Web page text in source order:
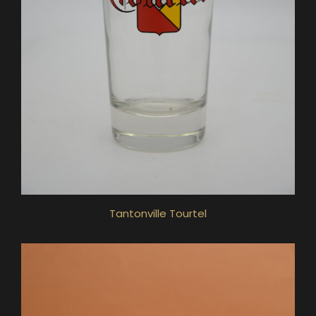
Tantonville Tourtel